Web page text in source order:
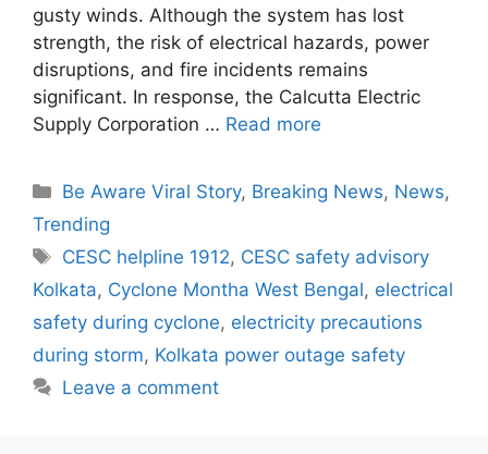
gusty winds. Although the system has lost
strength, the risk of electrical hazards, power
disruptions, and fire incidents remains
significant. In response, the Calcutta Electric
Supply Corporation … Read more
Categories
Be Aware Viral Story, Breaking News, News,
Trending
Tags
CESC helpline 1912, CESC safety advisory
Kolkata, Cyclone Montha West Bengal, electrical
safety during cyclone, electricity precautions
during storm, Kolkata power outage safety
Leave a comment